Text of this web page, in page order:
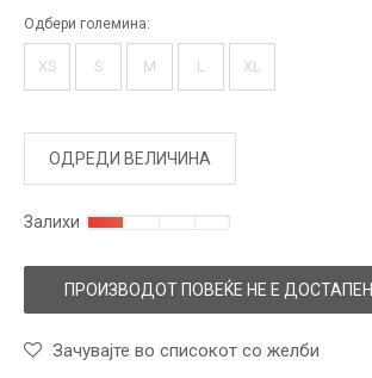
Одбери големина:
XS S M L XL
ОДРЕДИ ВЕЛИЧИНА
Залихи
ПРОИЗВОДОТ ПОВЕЌЕ НЕ Е ДОСТАПЕН
Зачувајте во списокот со желби